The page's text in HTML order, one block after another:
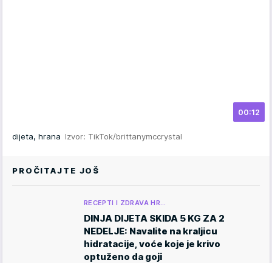
00:12
dijeta, hrana Izvor: TikTok/brittanymccrystal
PROČITAJTE JOŠ
RECEPTI I ZDRAVA HR…
DINJA DIJETA SKIDA 5 KG ZA 2
NEDELJE: Navalite na kraljicu
hidratacije, voće koje je krivo
optuženo da goji